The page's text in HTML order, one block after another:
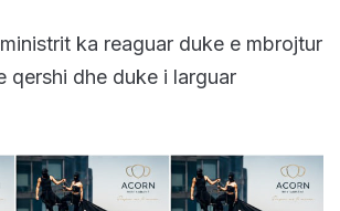
ka reaguar duke e mbrojtur
qershi dhe duke i larguar